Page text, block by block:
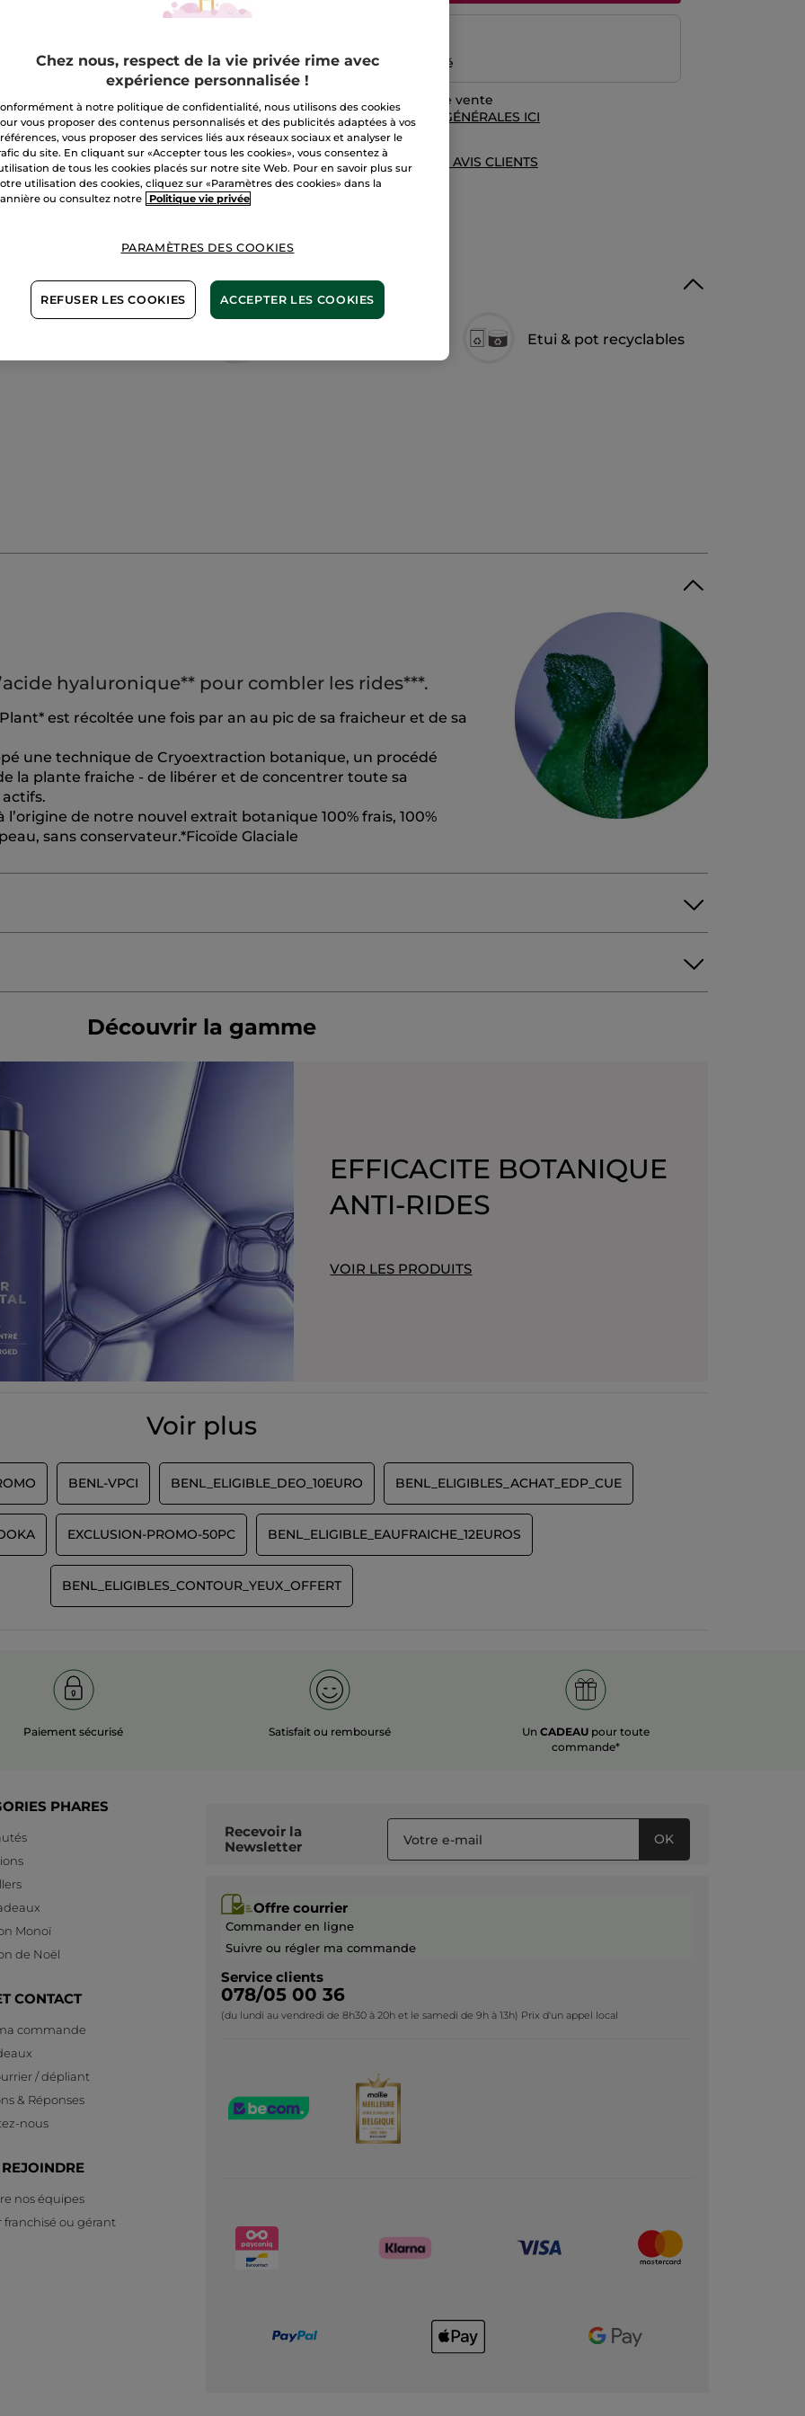
Satisfait ou remboursé
Conditions générales de vente
VOIR LES CONDITIONS GÉNÉRALES ICI
Avis clients
VOIR LA POLITIQUE DES AVIS CLIENTS
Etui & pot recyclables
hyaluronique** pour combler les rides***.
est récoltée une fois par an au pic de sa fraicheur et de sa
une technique de Cryoextraction botanique, un procédé
la plante fraiche - de libérer et de concentrer toute sa
de notre nouvel extrait botanique 100% frais, 100%
sans conservateur.*Ficoïde Glaciale
CAPRATE HELIANTHUS ANNUUS (SUNFLOWER) SEED OIL OCTYLDODECANOL
SESAMUM INDICUM (SESAME) SEED OIL
THEIFORMIS LEAF EXTRACT PROPANEDIOL
SODIUM HYALURONATE
ALGINIC ACID
#OnVousDitTout
glossaire
Découvrir la gamme
EFFICACITE BOTANIQUE
ANTI-RIDES
VOIR LES PRODUITS
Voir plus
BENL-VPCI BENL_ELIGIBLE_DEO_10EURO BENL_ELIGIBLES_ACHAT_EDP_CUE
EXCLUSION-PROMO-50PC BENL_ELIGIBLE_EAUFRAICHE_12EUROS
BENL_ELIGIBLES_CONTOUR_YEUX_OFFERT
Paiement sécurisé Satisfait ou remboursé Un CADEAUpour toute
commande*
PHARES
Monoï
de Noël
CONTACT
commande
/ dépliant
& Réponses
nous
nos équipes
franchisé ou gérant
Recevoir la
Newsletter
OK
Offre courrier
Commander en ligne
Suivre ou régler ma commande
Service clients
078/05 00 36
(du lundi au vendredi de 8h30 à 20h et le samedi de 9h à 13h) Prix d'un appel local
Chez nous, respect de la vie privée rime avec
expérience personnalisée !
à notre politique de confidentialité, nous utilisons des cookies
vous proposer des contenus personnalisés et des publicités adaptées à vos
vous proposer des services liés aux réseaux sociaux et analyser le
du site. En cliquant sur «Accepter tous les cookies», vous consentez à
de tous les cookies placés sur notre site Web. Pour en savoir plus sur
utilisation des cookies, cliquez sur «Paramètres des cookies» dans la
ou consultez notre
Politique vie privée
PARAMÈTRES DES COOKIES
REFUSER LES COOKIES ACCEPTER LES COOKIES